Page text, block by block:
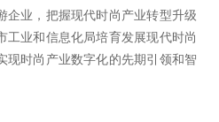
企业，把握现代时尚产业转型升级
工业和信息化局培育发展现代时尚
现时尚产业数字化的先期引领和智